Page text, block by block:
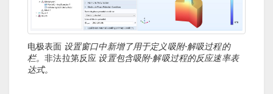
电极表面 设置窗口中新增了用于定义吸附-解吸过程的
栏。非法拉第反应 设置包含吸附-解吸过程的反应速率表
达式。